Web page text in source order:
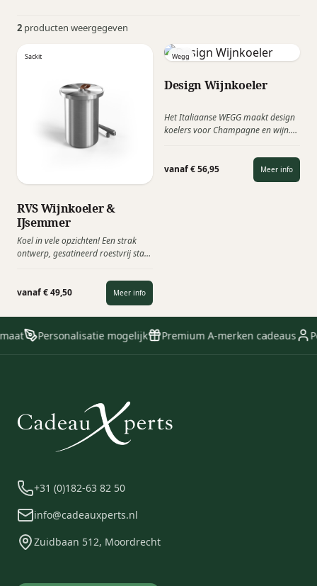
2 producten weergegeven
Sackit
RVS Wijnkoeler &
IJsemmer
Koel in vele opzichten! Een strak
ontwerp, gesatineerd roestvrij staal
een elegante wijnkoeler, die zowel
binnen als buiten kan worden
vanaf € 49,50 Meer info
Wegg
Design Wijnkoeler
Het Italiaanse WEGG maakt design
koelers voor Champagne en wijn.
& Champagne gedurende uren
koel, dankzij het innovatieve
koeling gedeelte met herbruikbare
vanaf € 56,95 Meer info
Personalisatie mogelijk Premium A-merken cadeaus
+31 (0)182-63 82 50
info@cadeauxperts.nl
Zuidbaan 512, Moordrecht